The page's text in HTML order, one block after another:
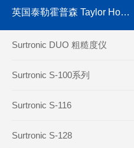
英国泰勒霍普森 Taylor Hobson
Surtronic DUO 粗糙度仪
Surtronic S-100系列
Surtronic S-116
Surtronic S-128